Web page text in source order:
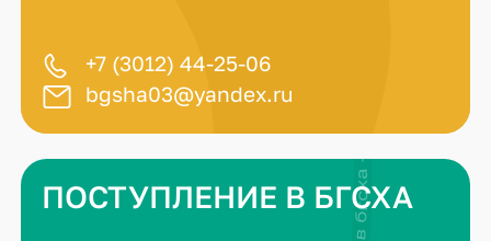
+7 (3012) 44-25-06
bgsha03@yandex.ru
ПОСТУПЛЕНИЕ В БГСХА